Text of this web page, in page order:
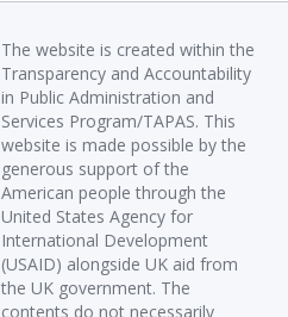
The website is created within the
Transparency and Accountability
in Public Administration and
Services Program/TAPAS. This
website is made possible by the
generous support of the
American people through the
United States Agency for
International Development
(USAID) alongside UK aid from
the UK government. The
contents do not necessarily